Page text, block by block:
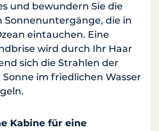
und bewundern Sie die
Sonnenuntergänge, die in
eintauchen. Eine
wird durch Ihr Haar
sich die Strahlen der
im friedlichen Wasser
Kabine für eine